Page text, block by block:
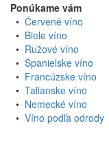
Ponúkame vám
• Červené víno
• Biele víno
• Ružové víno
• Španielske víno
• Francúzske víno
• Talianske víno
• Nemecké víno
• Víno podľa odrody